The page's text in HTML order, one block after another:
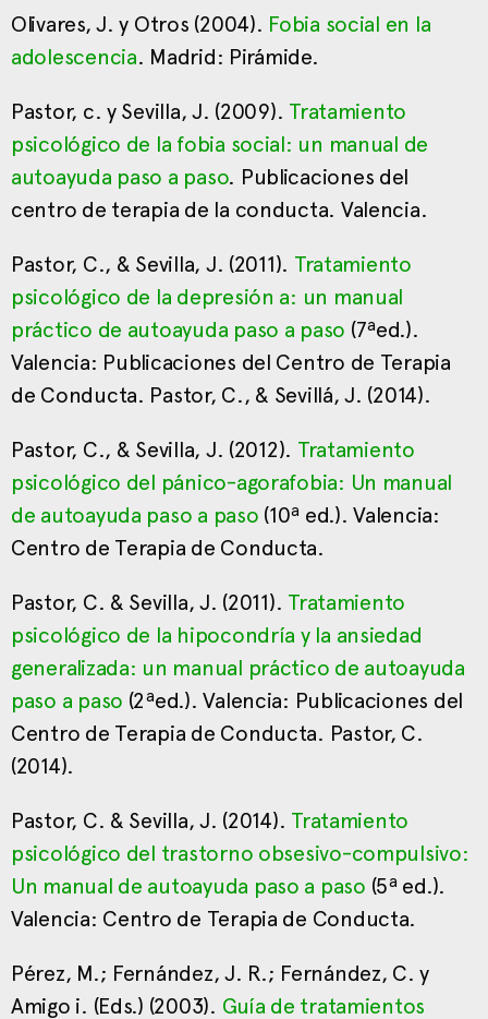
Olivares, J. y Otros (2004). Fobia social en la
adolescencia. Madrid: Pirámide.
Pastor, c. y Sevilla, J. (2009). Tratamiento
psicológico de la fobia social: un manual de
autoayuda paso a paso. Publicaciones del
centro de terapia de la conducta. Valencia.
Pastor, C., & Sevilla, J. (2011). Tratamiento
psicológico de la depresión a: un manual
práctico de autoayuda paso a paso (7ªed.).
Valencia: Publicaciones del Centro de Terapia
de Conducta. Pastor, C., & Sevillá, J. (2014).
Pastor, C., & Sevilla, J. (2012). Tratamiento
psicológico del pánico-agorafobia: Un manual
de autoayuda paso a paso (10ª ed.). Valencia:
Centro de Terapia de Conducta.
Pastor, C. & Sevilla, J. (2011). Tratamiento
psicológico de la hipocondría y la ansiedad
generalizada: un manual práctico de autoayuda
paso a paso (2ªed.). Valencia: Publicaciones del
Centro de Terapia de Conducta. Pastor, C.
(2014).
Pastor, C. & Sevilla, J. (2014). Tratamiento
psicológico del trastorno obsesivo-compulsivo:
Un manual de autoayuda paso a paso (5ª ed.).
Valencia: Centro de Terapia de Conducta.
Pérez, M.; Fernández, J. R.; Fernández, C. y
Amigo i. (Eds.) (2003). Guía de tratamientos